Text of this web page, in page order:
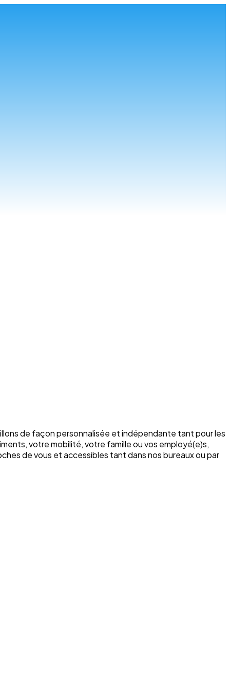
de façon personnalisée et indépendante tant pour les
votre mobilité, votre famille ou vos employé(e)s,
de vous et accessibles tant dans nos bureaux ou par